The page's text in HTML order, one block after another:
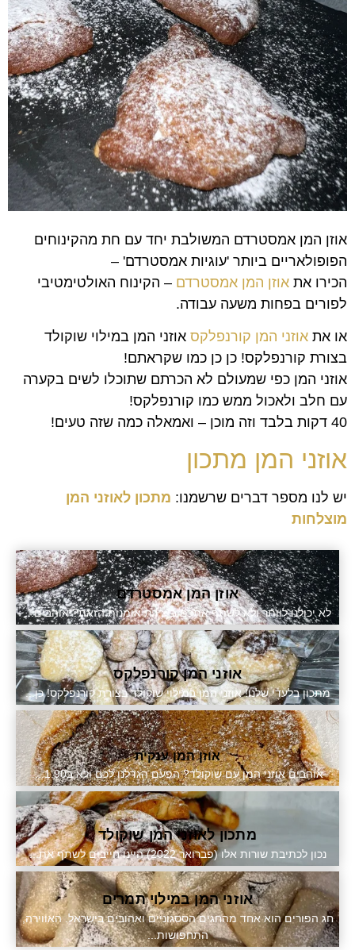
אוזן המן אמסטרדם המשולבת יחד עם חת מהקינוחים
הפופולאריים ביותר 'עוגיות אמסטרדם' –
הכירו את אוזן המן אמסטרדם – הקינוח האולטימטיבי
לפורים בפחות משעה עבודה.
או את אוזני המן קורנפלקס אוזני המן במילוי שוקולד
בצורת קורנפלקס! כן כן כמו שקראתם!
אוזני המן כפי שמעולם לא הכרתם שתוכלו לשים בקערה
עם חלב ולאכול ממש כמו קורנפלקס!
40 דקות בלבד וזה מוכן – ואמאלה כמה שזה טעים!
אוזני המן מתכון
יש לנו מספר דברים שרשמנו: מתכון לאוזני המן
מוצלחות
אוזן המן אמסטרדם
לא יכולנו לוותר ולא לשתף אתכם ביצירת אומנות הזאת? אוהבים...
אוזני המן קורנפלקס
מתכון בלעדי שלנו! אוזני המן במילוי שוקולד בצורת קורנפלקס! כן...
אוזן המן ענקית
אוהבים אוזני המן עם שוקולד? הפעם הגדלנו לכם ולא ב1.90....
מתכון לאוזני המן שוקולד
נכון לכתיבת שורות אלו (פברואר 2022) היינו חייבים לשתף את...
אוזני המן במילוי תמרים
חג הפורים הוא אחד מהחגים הססגוניים ואהובים בישראל. האווירה,
התחפושות...